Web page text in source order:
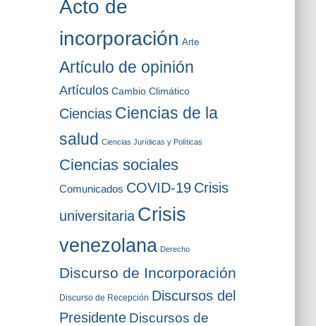
o
s
Acto de
incorporación Arte
Artículo de opinión
Artículos Cambio Climático
Ciencias Ciencias de la
salud Ciencias Jurídicas y Políticas
Ciencias sociales
Comunicados COVID-19 Crisis
universitaria Crisis
venezolana Derecho
Discurso de Incorporación
Discurso de Recepción Discursos del
Presidente Discursos de